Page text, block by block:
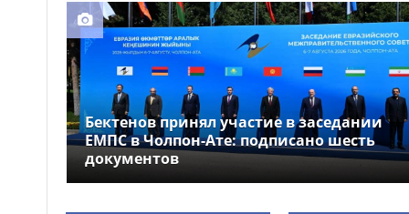
Бектенов принял участие в заседании
ЕМПС в Чолпон-Ате: подписано шесть
документов